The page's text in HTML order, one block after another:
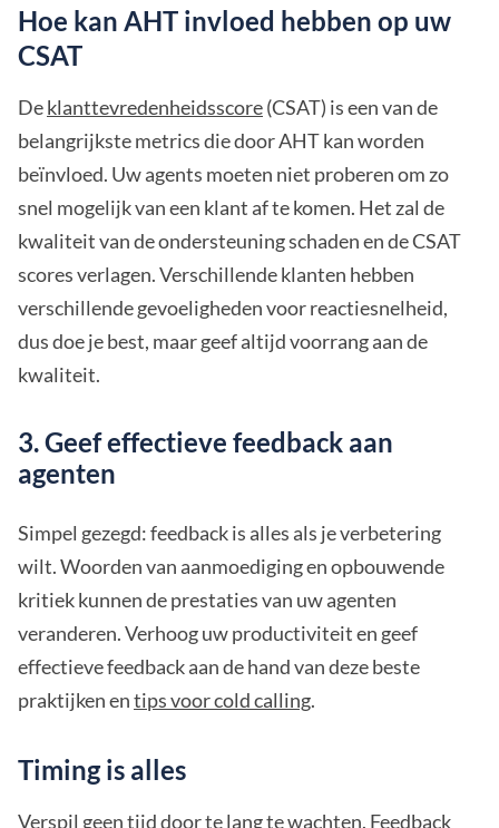
Hoe kan AHT invloed hebben op uw
CSAT
Deklanttevredenheidsscore(CSAT) is een van de
belangrijkste metrics die door AHT kan worden
beïnvloed. Uw agents moeten niet proberen om zo
snel mogelijk van een klant af te komen. Het zal de
kwaliteit van de ondersteuning schaden en de CSAT
scores verlagen. Verschillende klanten hebben
verschillende gevoeligheden voor reactiesnelheid,
dus doe je best, maar geef altijd voorrang aan de
kwaliteit.
3. Geef effectieve feedback aan
agenten
Simpel gezegd: feedback is alles als je verbetering
wilt. Woorden van aanmoediging en opbouwende
kritiek kunnen de prestaties van uw agenten
veranderen. Verhoog uw productiviteit en geef
effectieve feedback aan de hand van deze beste
praktijken entips voor cold calling.
Timing is alles
Verspil geen tijd door te lang te wachten. Feedback